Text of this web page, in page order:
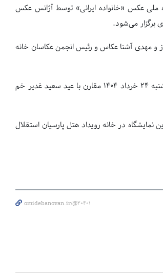
ملی عکس «خانواده ایرانی» توسط آژانس عکس
برگزار می‌شود.
و مهدی آشنا عکاس و رئیس انجمن عکاسان خانه
آئین افتتاحیه نخستین «جشنواره ملی عکس خانواده ایرانی» از ساعت ۱۸ تا ۲۰ شنبه ۲۴ خرداد ۱۴۰۴ مقارن با عید سعید غدیر خم
می‌توانند از یکشنبه ۲۵ خرداد تا جمعه ۳۰ خرداد، ساعت ۱۶ تا ۲۰ از این نمایشگاه در خانه رویداد هتل پارسیان استقلال
omidebanovan.ir/@20401